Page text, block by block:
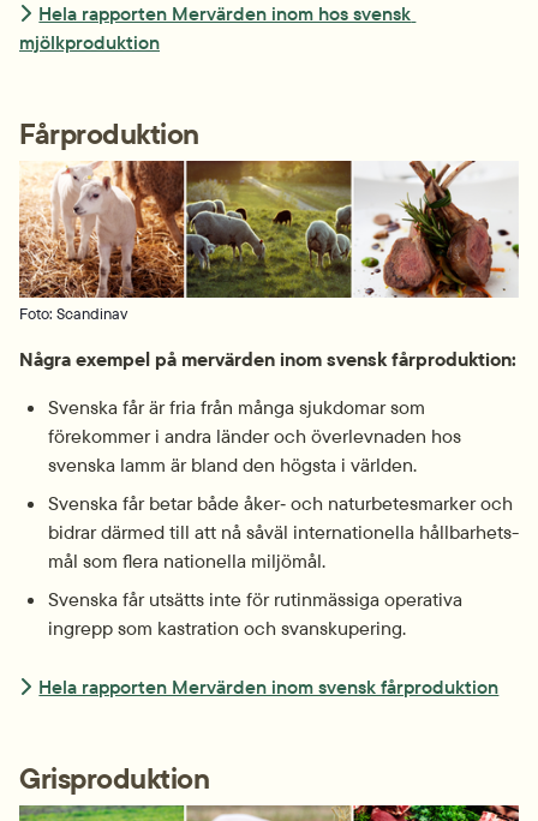
Hela rapporten Mervärden inom hos svensk
mjölkproduktion
Fårproduktion
Foto: Scandinav
Några exempel på mervärden inom svensk får­produktion:
Svenska får är fria från många sjukdomar som
förekommer i andra länder och över­levnaden hos
svenska lamm är bland den högsta i världen.
Svenska får betar både åker‑ och natur­betesmarker och
bidrar därmed till att nå såväl internationella hållbarhets­
mål som flera nationella miljömål.
Svenska får utsätts inte för rutin­mässiga operativa
ingrepp som kastration och svans­kupering.
Hela rapporten Mervärden inom svensk fårproduktion
Grisproduktion